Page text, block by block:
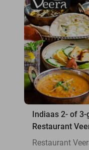
Indiaas 2- of
Restaurant
Restaurant